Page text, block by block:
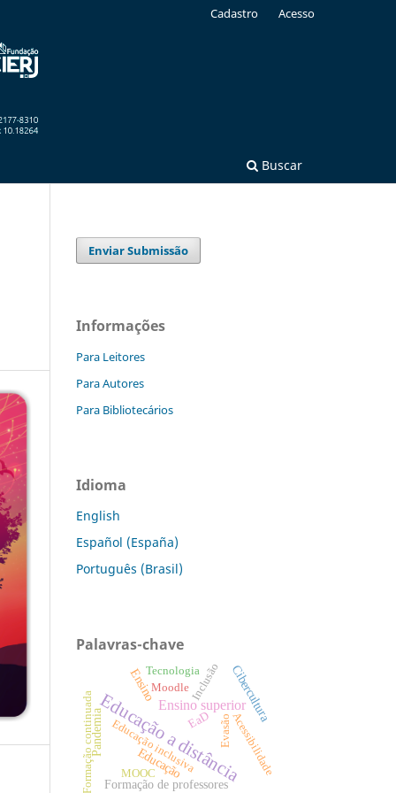
Buscar
Cadastro Acesso
Enviar Submissão
Informações
Para Leitores
Para Autores
Para Bibliotecários
Idioma
English
Español (España)
Português (Brasil)
Palavras-chave
Educação a distância
Ensino superior
Educação
Ensino Cibercultura
Formação de professores
EaD
Pandemia
Inclusão
Educação inclusiva Acessibilidade
Formação continuada MOOC
Evasão
Moodle
Tecnologia